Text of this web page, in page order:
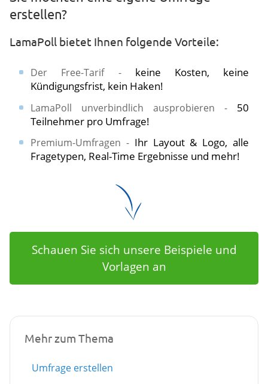
erstellen?
LamaPoll bietet Ihnen folgende Vorteile:
Der Free-Tarif - keine Kosten, keine
Kündigungsfrist, kein Haken!
LamaPoll unverbindlich ausprobieren - 50
Teilnehmer pro Umfrage!
Premium-Umfragen - Ihr Layout & Logo, alle
Fragetypen, Real-Time Ergebnisse und mehr!
Schauen Sie sich unsere Beispiele und
Vorlagen an
Mehr zum Thema
Umfrage erstellen